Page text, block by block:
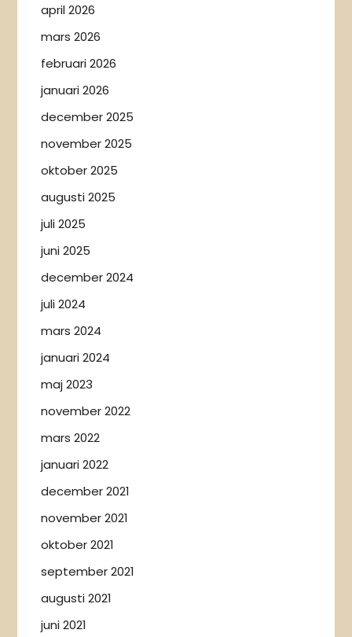
april 2026
mars 2026
februari 2026
januari 2026
december 2025
november 2025
oktober 2025
augusti 2025
juli 2025
juni 2025
december 2024
juli 2024
mars 2024
januari 2024
maj 2023
november 2022
mars 2022
januari 2022
december 2021
november 2021
oktober 2021
september 2021
augusti 2021
juni 2021